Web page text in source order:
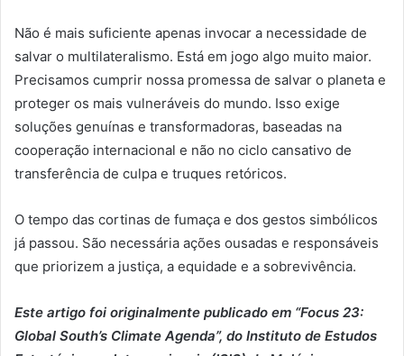
Não é mais suficiente apenas invocar a necessidade de
salvar o multilateralismo. Está em jogo algo muito maior.
Precisamos cumprir nossa promessa de salvar o planeta e
proteger os mais vulneráveis do mundo. Isso exige
soluções genuínas e transformadoras, baseadas na
cooperação internacional e não no ciclo cansativo de
transferência de culpa e truques retóricos.
O tempo das cortinas de fumaça e dos gestos simbólicos
já passou. São necessária ações ousadas e responsáveis
que priorizem a justiça, a equidade e a sobrevivência.
Este artigo foi originalmente publicado em “Focus 23:
Global South’s Climate Agenda”, do Instituto de Estudos